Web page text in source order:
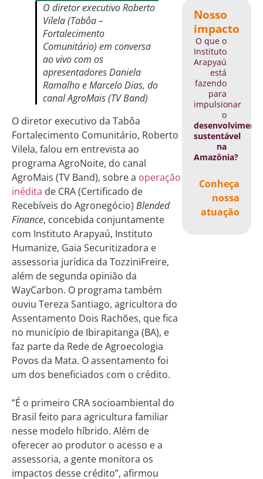
Nosso
impacto
O que o
Instituto
Arapyaú
está
fazendo
para
impulsionar
o
sustentável
na
Amazônia?
Conheça
nossa
atuação
O diretor executivo Roberto
Vilela (Tabôa –
Fortalecimento
Comunitário) em conversa
ao vivo com os
apresentadores Daniela
Ramalho e Marcelo Dias, do
canal AgroMais (TV Band)
O diretor executivo da Tabôa
Fortalecimento Comunitário, Roberto
Vilela, falou em entrevista ao
programa AgroNoite, do canal
AgroMais (TV Band), sobre a operação
inédita de CRA (Certificado de
Recebíveis do Agronegócio) Blended
Finance, concebida conjuntamente
com Instituto Arapyaú, Instituto
Humanize, Gaia Securitizadora e
assessoria jurídica da TozziniFreire,
além de segunda opinião da
WayCarbon. O programa também
ouviu Tereza Santiago, agricultora do
Assentamento Dois Rachões, que fica
no município de Ibirapitanga (BA), e
faz parte da Rede de Agroecologia
Povos da Mata. O assentamento foi
um dos beneficiados com o crédito.
“É o primeiro CRA socioambiental do
Brasil feito para agricultura familiar
nesse modelo híbrido. Além de
oferecer ao produtor o acesso e a
assessoria, a gente monitora os
impactos desse crédito”, afirmou